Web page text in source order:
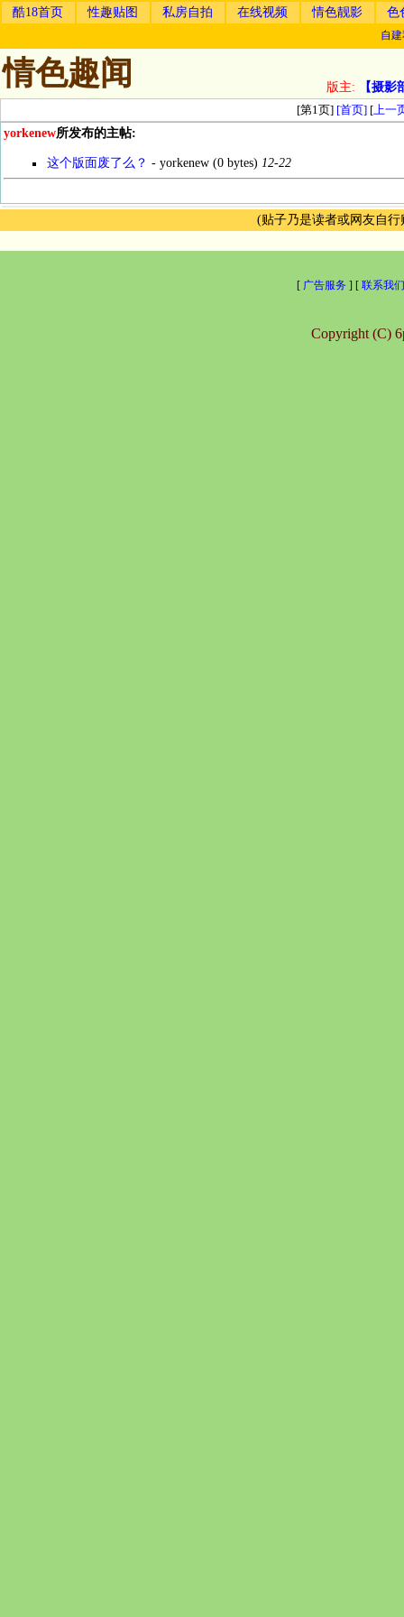
酷18首页 性趣贴图 私房自拍 在线视频 情色靓影 色
自
情色趣闻 版主:
【摄影
[第1页] [首页] [上一
yorkenew所发布的主帖:
这个版面废了么？ - yorkenew (0 bytes) 12-22
(贴子乃是读者或网友自
[ 广告服务 ] [ 联系我
Copyright (C)